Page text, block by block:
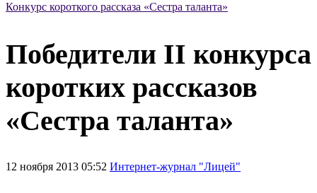
Конкурс короткого рассказа «Сестра таланта»
Победители II конкурса
коротких рассказов
«Сестра таланта»
12 ноября 2013 05:52 Интернет-журнал "Лицей"